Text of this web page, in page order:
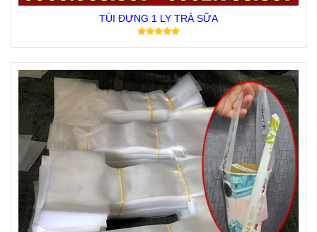
TÚI ĐỰNG 1 LY TRÀ SỮA